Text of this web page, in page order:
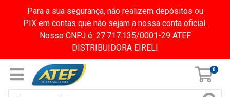
Para a sua segurança, não realizem depósitos ou
PIX em contas que não sejam a nossa conta oficial.
Nosso CNPJ é: 27.717.135/0001-29 ATEF
DISTRIBUIDORA EIRELI
0